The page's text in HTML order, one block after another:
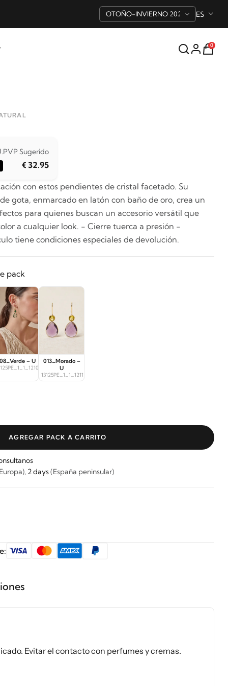
ES
0
PVP Sugerido
€ 32.95
con estos pendientes de cristal facetado. Su
gota, enmarcado en latón con baño de oro, crea un
para quienes buscan un accesorio versátil que
a cualquier look. - Cierre tuerca a presión -
tiene condiciones especiales de devolución.
pack
– U
013_Morado –
U
13125PE_1_1_12112
AGREGAR PACK A CARRITO
2 days(España peninsular)
Evitar el contacto con perfumes y cremas.